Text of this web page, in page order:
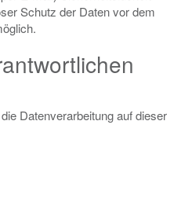
Schutz der Daten vor dem
Datenverarbeitung auf dieser